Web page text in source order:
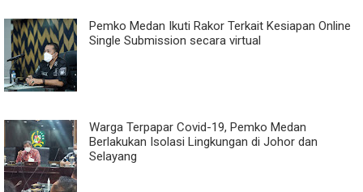
Pemko Medan Ikuti Rakor Terkait Kesiapan Online
Single Submission secara virtual
Warga Terpapar Covid-19, Pemko Medan
Berlakukan Isolasi Lingkungan di Johor dan
Selayang